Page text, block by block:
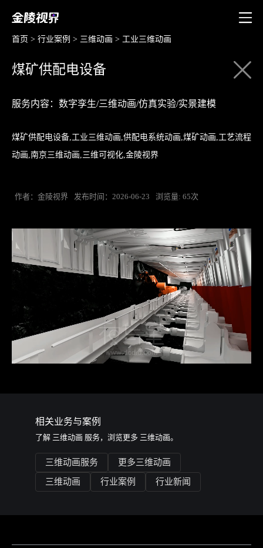
首页 > 行业案例 > 三维动画 > 工业三维动画
煤矿供配电设备
服务内容：数字孪生/三维动画/仿真实验/实景建模
煤矿供配电设备,工业三维动画,供配电系统动画,煤矿动画,工艺流程
动画,南京三维动画,三维可视化,金陵视界
作者：金陵视界 发布时间：2026-06-23 浏览量: 65次
相关业务与案例
了解 三维动画 服务，浏览更多 三维动画。
三维动画服务 更多三维动画
三维动画 行业案例 行业新闻